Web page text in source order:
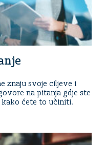
znaju svoje ciljeve i
na pitanja gdje ste
ćete to učiniti.